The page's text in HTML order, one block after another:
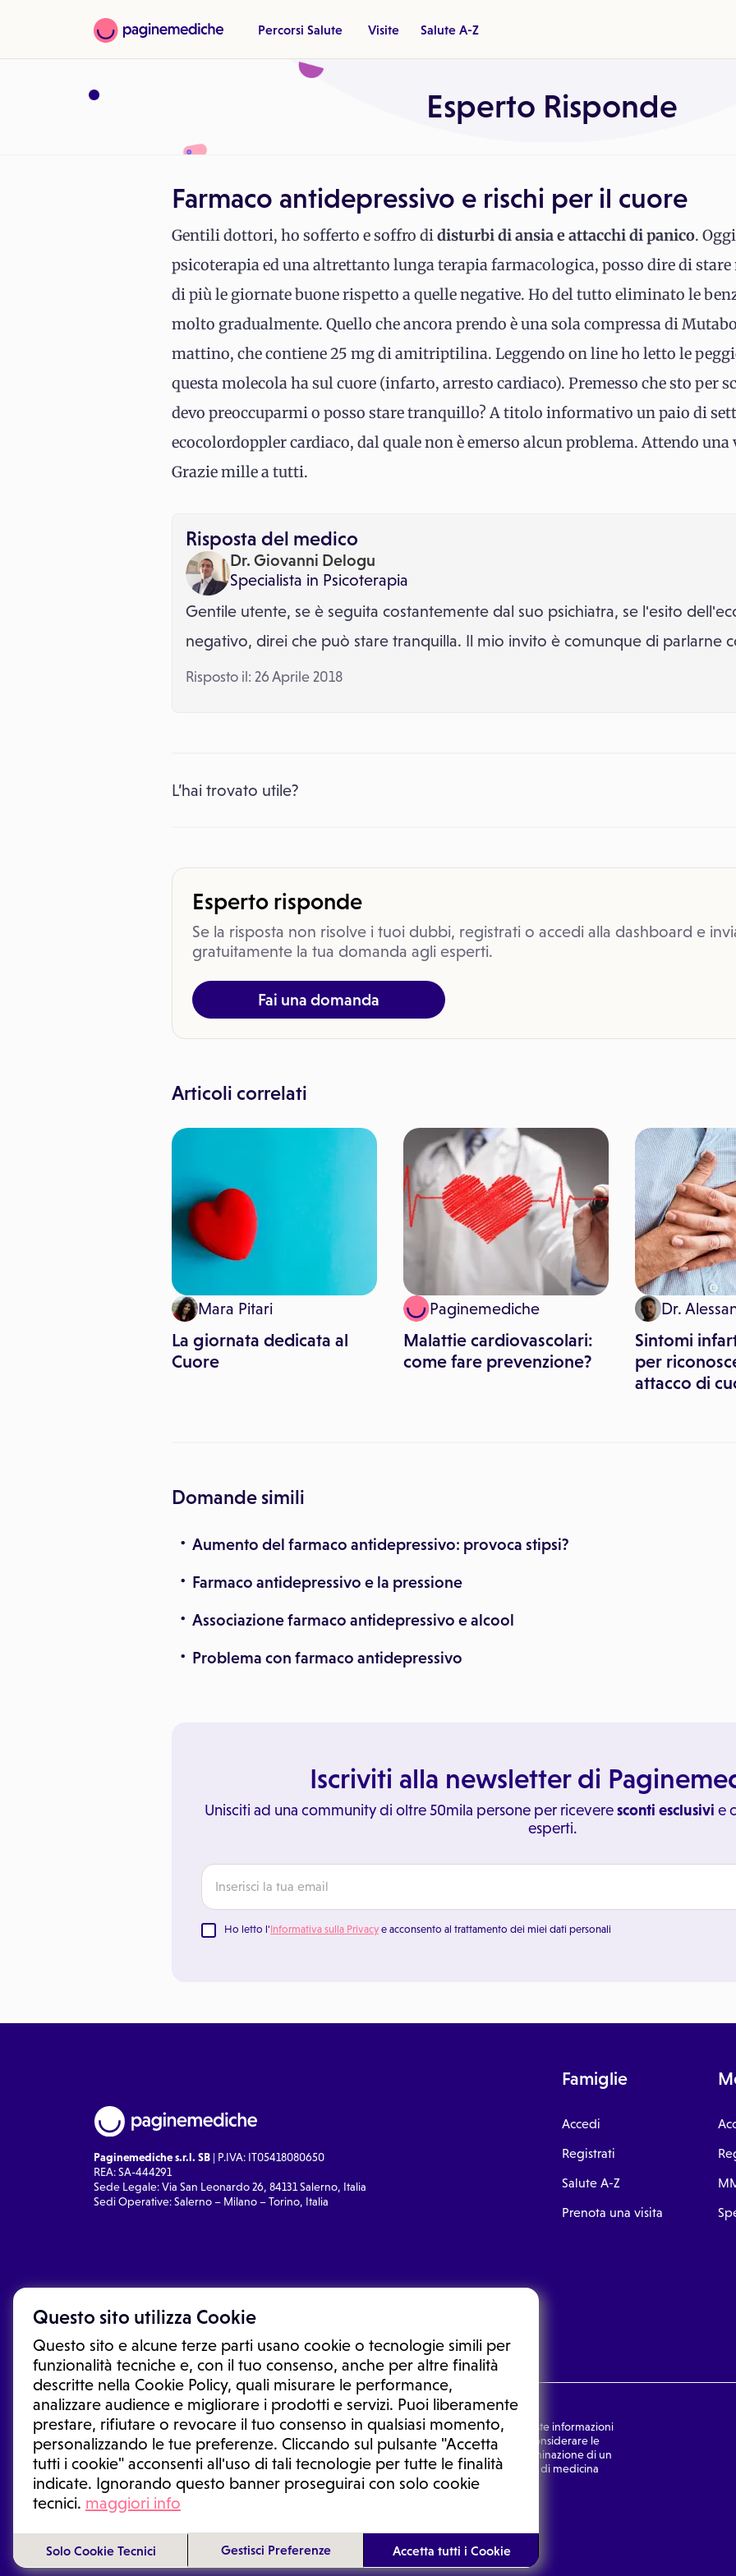
Questo sito utilizza Cookie
Questo sito e alcune terze parti usano cookie o tecnologie simili per
funzionalità tecniche e, con il tuo consenso, anche per altre finalità
descritte nella Cookie Policy, quali misurare le performance,
analizzare audience e migliorare i prodotti e servizi. Puoi liberamente
prestare, rifiutare o revocare il tuo consenso in qualsiasi momento,
personalizzando le tue preferenze. Cliccando sul pulsante "Accetta
tutti i cookie" acconsenti all'uso di tali tecnologie per tutte le finalità
indicate. Ignorando questo banner proseguirai con solo cookie
tecnici. maggiori info
Solo Cookie Tecnici Gestisci Preferenze Accetta tutti i Cookie
Percorsi Salute Visite Salute A-Z
Esperto Risponde
Farmaco antidepressivo e rischi per il cuore
Gentili dottori, ho sofferto e soffro didisturbi di ansia e attacchi di panico.
psicoterapia ed una altrettanto lunga terapia farmacologica, posso dire di
di più le giornate buone rispetto a quelle negative. Ho del tutto eliminato le
molto gradualmente. Quello che ancora prendo è una sola compressa di
mattino, che contiene 25 mg di amitriptilina. Leggendo on line ho letto le
questa molecola ha sul cuore (infarto, arresto cardiaco). Premesso che sto per
devo preoccuparmi o posso stare tranquillo? A titolo informativo un paio di
ecocolordoppler cardiaco, dal quale non è emerso alcun problema. Attendo
Grazie mille a tutti.
Risposta del medico
Dr. Giovanni Delogu
Specialista in Psicoterapia
Gentile utente, se è seguita costantemente dal suo psichiatra, se l'esito
negativo, direi che può stare tranquilla. Il mio invito è comunque di parlarne
Risposto il: 26 Aprile 2018
L’hai trovato utile?
Esperto risponde
Se la risposta non risolve i tuoi dubbi, registrati o accedi alla dashboard e
gratuitamente la tua domanda agli esperti.
Fai una domanda
Articoli correlati
Mara Pitari
La giornata dedicata al
Cuore
Paginemediche
Malattie cardiovascolari:
come fare prevenzione?
Dr.
Sintomi
per
attacco di
Domande simili
Aumento del farmaco antidepressivo: provoca stipsi?
Farmaco antidepressivo e la pressione
Associazione farmaco antidepressivo e alcool
Problema con farmaco antidepressivo
Iscriviti alla newsletter di
Unisciti ad una community di oltre 50mila persone per riceveresconti esclusivi e
esperti.
Ho letto l'Informativa sulla Privacy e acconsento al trattamento dei miei dati personali
Paginemediche s.r.l. SB | P.IVA: IT05418080650
REA: SA-444291
Sede Legale: Via San Leonardo 26, 84131 Salerno, Italia
Sedi Operative: Salerno – Milano – Torino, Italia
Famiglie
Accedi
Registrati
Salute A-Z
Prenota una visita
Le informazioni proposte in questo sito non sono un consulto medico. In nessun caso, queste informazioni
sostituiscono un consulto, una visita o una diagnosi formulata dal medico. Non si devono considerare le
informazioni disponibili come suggerimenti per la formulazione di una diagnosi, la determinazione di un
trattamento o l'assunzione o sospensione di un farmaco senza prima consultare un medico di medicina
generale o uno specialista.
Condizioni di utilizzo